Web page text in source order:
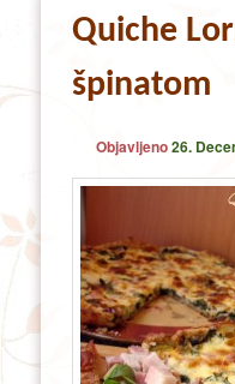
Quiche
špinatom
Objavljeno26.